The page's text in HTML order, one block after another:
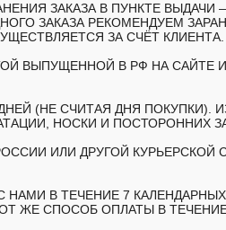
ЗАКАЗА В ПУНКТЕ
ЗАКАЗА РЕКОМЕНДУЕМ
ЗА СЧЁТ КЛИЕНТА.
ВЫПУЩЕННОЙ В РФ НА САЙТЕ
(НЕ СЧИТАЯ ДНЯ ПОКУПКИ).
НОСКИ И ПОСТОРОННИХ
ИЛИ ДРУГОЙ КУРЬЕРСКОЙ
В ТЕЧЕНИЕ 7
ЖЕ СПОСОБ ОПЛАТЫ В